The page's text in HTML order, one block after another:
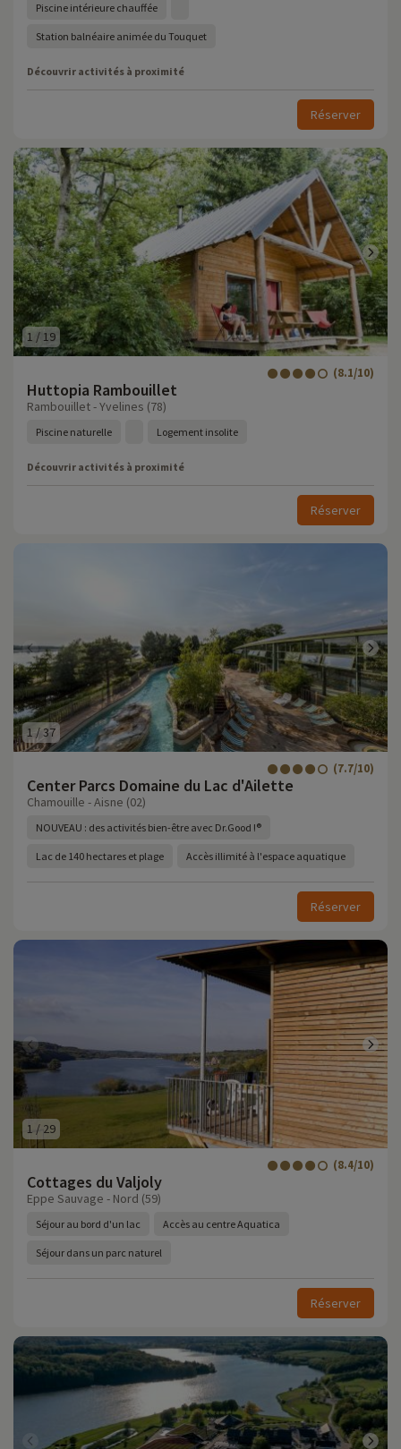
Piscine intérieure chauffée
Station balnéaire animée du Touquet
Découvrir activités à proximité
Réserver
1 / 19
Huttopia Rambouillet
(8.1/10)
Rambouillet - Yvelines (78)
Piscine naturelle Logement insolite
Découvrir activités à proximité
Réserver
1 /37
Center Parcs Domaine du Lac d'Ailette
(7.7/10)
Chamouille - Aisne (02)
NOUVEAU : des activités bien-être avec Dr.Good !®
Lac de 140 hectares et plage Accès illimité à l'espace aquatique
Réserver
1 / 29
Cottages du Valjoly
(8.4/10)
Eppe Sauvage - Nord (59)
Séjour au bord d'un lac Accès au centre Aquatica
Séjour dans un parc naturel
Réserver